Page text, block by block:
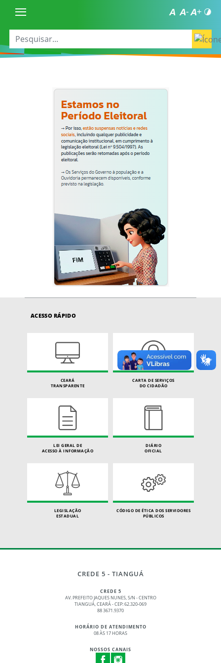
ACESSO RÁPIDO
CEARÁ
TRANSPARENTE
CARTA DE SERVIÇOS
DO CIDADÃO
LEI GERAL DE
ACESSO À INFORMAÇÃO
DIÁRIO
OFICIAL
LEGISLAÇÃO
ESTADUAL
CÓDIGO DE ÉTICA DOS SERVIDORES
PÚBLICOS
CREDE 5 - TIANGUÁ
CREDE 5
AV. PREFEITO JAQUES NUNES, S/N - CENTRO
TIANGUÁ, CEARÁ - CEP: 62.320‑069
88 3671.9370
HORÁRIO DE ATENDIMENTO
08 ÀS 17 HORAS
NOSSOS CANAIS